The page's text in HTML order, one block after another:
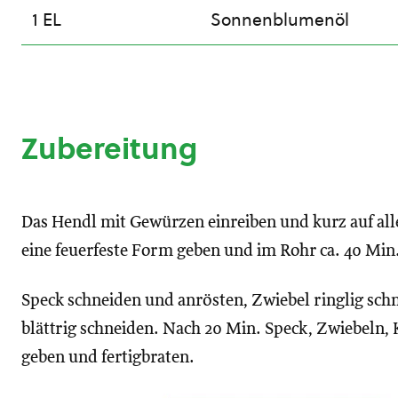
1 EL Sonnenblumenöl
Zubereitung
Das Hendl mit Gewürzen einreiben und kurz auf
eine feuerfeste Form geben und im Rohr ca. 40
Speck schneiden und anrösten, Zwiebel ringlig
blättrig schneiden. Nach 20 Min. Speck,
geben und fertigbraten.